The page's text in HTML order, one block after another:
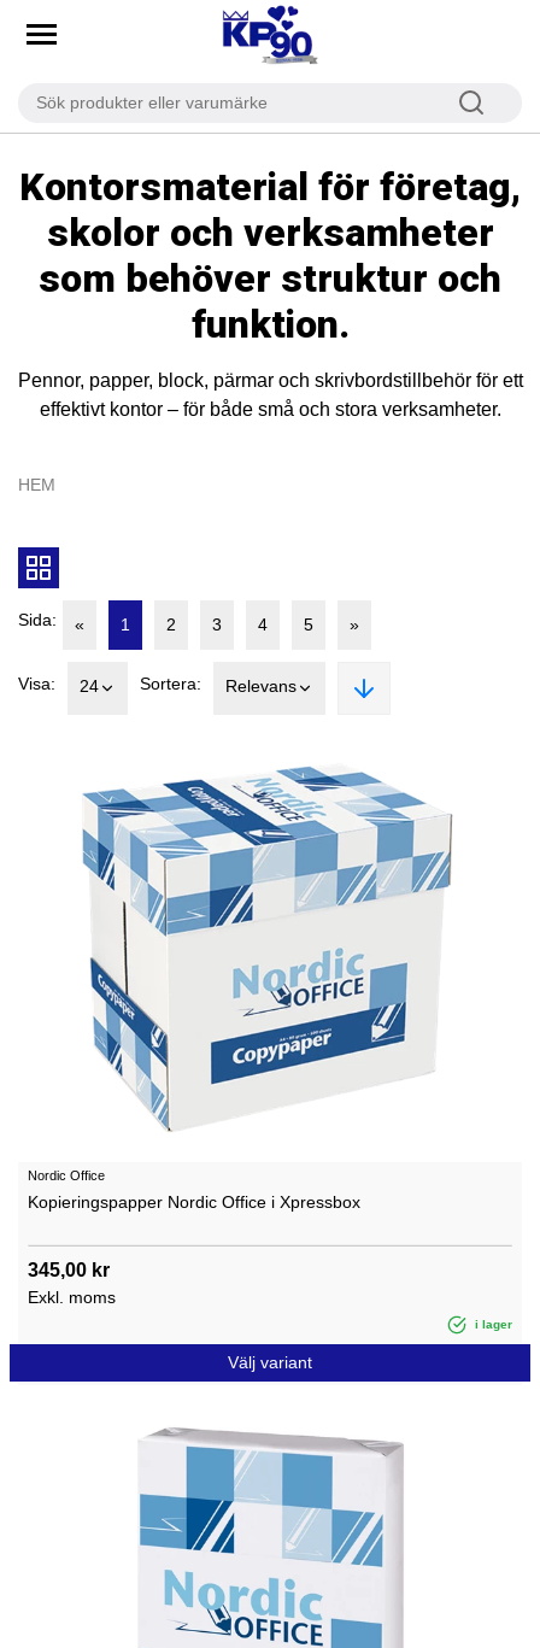
Kontorsmaterial för företag,
skolor och verksamheter
som behöver struktur och
funktion.
Pennor, papper, block, pärmar och skrivbordstillbehör för ett
effektivt kontor – för både små och stora verksamheter.
HEM
Sida: « 1 2 3 4 5 »
Visa: 24 Sortera: Relevans
Nordic Office
Kopieringspapper Nordic Office i Xpressbox
345,00 kr
Exkl. moms
i lager
Välj variant